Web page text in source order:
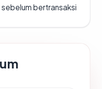
bertransaksi